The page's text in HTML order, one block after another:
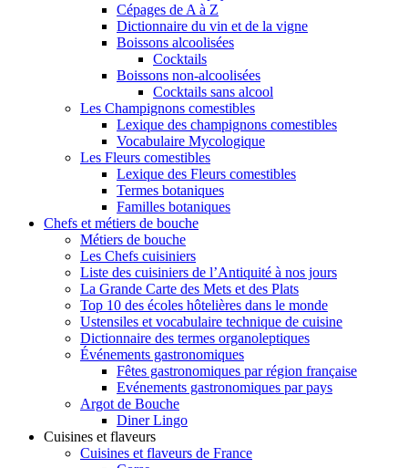
Cépages de A à Z
Dictionnaire du vin et de la vigne
Boissons alcoolisées
Cocktails
Boissons non-alcoolisées
Cocktails sans alcool
Les Champignons comestibles
Lexique des champignons comestibles
Vocabulaire Mycologique
Les Fleurs comestibles
Lexique des Fleurs comestibles
Termes botaniques
Familles botaniques
Chefs et métiers de bouche
Métiers de bouche
Les Chefs cuisiniers
Liste des cuisiniers de l’Antiquité à nos jours
La Grande Carte des Mets et des Plats
Top 10 des écoles hôtelières dans le monde
Ustensiles et vocabulaire technique de cuisine
Dictionnaire des termes organoleptiques
Événements gastronomiques
Fêtes gastronomiques par région française
Evénements gastronomiques par pays
Argot de Bouche
Diner Lingo
Cuisines et flaveurs
Cuisines et flaveurs de France